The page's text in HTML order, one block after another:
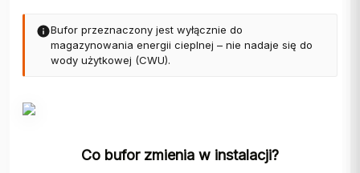
Bufor przeznaczony jest wyłącznie do
magazynowania energii cieplnej – nie nadaje się do
wody użytkowej (CWU).
Co bufor zmienia w instalacji?